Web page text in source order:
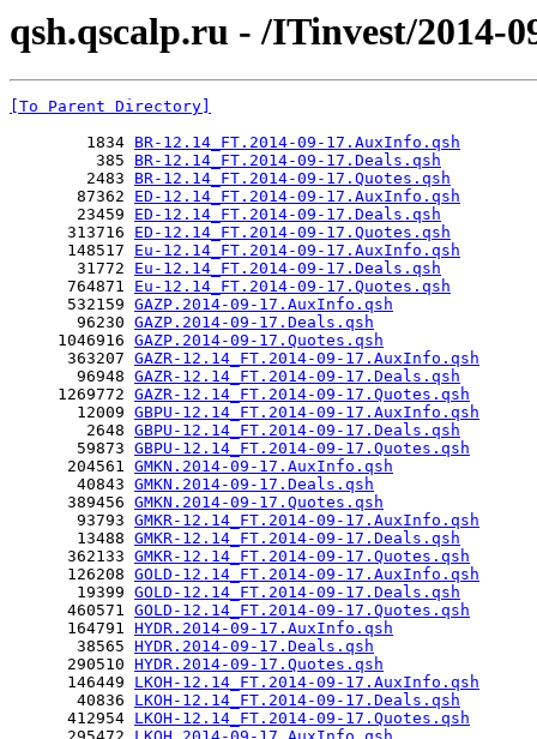
qsh.qscalp.ru - /ITinvest/2014-
[To Parent Directory]
        1834
BR-12.14_FT.2014-09-17.AuxInfo.qsh
         385
BR-12.14_FT.2014-09-17.Deals.qsh
        2483
BR-12.14_FT.2014-09-17.Quotes.qsh
       87362
ED-12.14_FT.2014-09-17.AuxInfo.qsh
       23459
ED-12.14_FT.2014-09-17.Deals.qsh
      313716
ED-12.14_FT.2014-09-17.Quotes.qsh
      148517
Eu-12.14_FT.2014-09-17.AuxInfo.qsh
       31772
Eu-12.14_FT.2014-09-17.Deals.qsh
      764871
Eu-12.14_FT.2014-09-17.Quotes.qsh
      532159
GAZP.2014-09-17.AuxInfo.qsh
       96230
GAZP.2014-09-17.Deals.qsh
     1046916
GAZP.2014-09-17.Quotes.qsh
      363207
GAZR-12.14_FT.2014-09-17.AuxInfo.qsh
       96948
GAZR-12.14_FT.2014-09-17.Deals.qsh
     1269772
GAZR-12.14_FT.2014-09-17.Quotes.qsh
       12009
GBPU-12.14_FT.2014-09-17.AuxInfo.qsh
        2648
GBPU-12.14_FT.2014-09-17.Deals.qsh
       59873
GBPU-12.14_FT.2014-09-17.Quotes.qsh
      204561
GMKN.2014-09-17.AuxInfo.qsh
       40843
GMKN.2014-09-17.Deals.qsh
      389456
GMKN.2014-09-17.Quotes.qsh
       93793
GMKR-12.14_FT.2014-09-17.AuxInfo.qsh
       13488
GMKR-12.14_FT.2014-09-17.Deals.qsh
      362133
GMKR-12.14_FT.2014-09-17.Quotes.qsh
      126208
GOLD-12.14_FT.2014-09-17.AuxInfo.qsh
       19399
GOLD-12.14_FT.2014-09-17.Deals.qsh
      460571
GOLD-12.14_FT.2014-09-17.Quotes.qsh
      164791
HYDR.2014-09-17.AuxInfo.qsh
       38565
HYDR.2014-09-17.Deals.qsh
      290510
HYDR.2014-09-17.Quotes.qsh
      146449
LKOH-12.14_FT.2014-09-17.AuxInfo.qsh
       40836
LKOH-12.14_FT.2014-09-17.Deals.qsh
      412954
LKOH-12.14_FT.2014-09-17.Quotes.qsh